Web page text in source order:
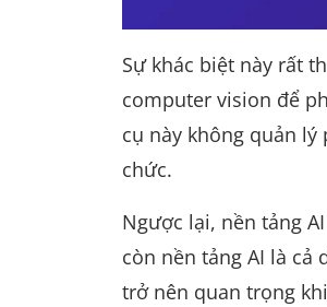
Sự khác biệt này rất
computer vision để
cụ này không quản
chức.
Ngược lại, nền tảng
còn nền tảng AI là
trở nên quan trọng